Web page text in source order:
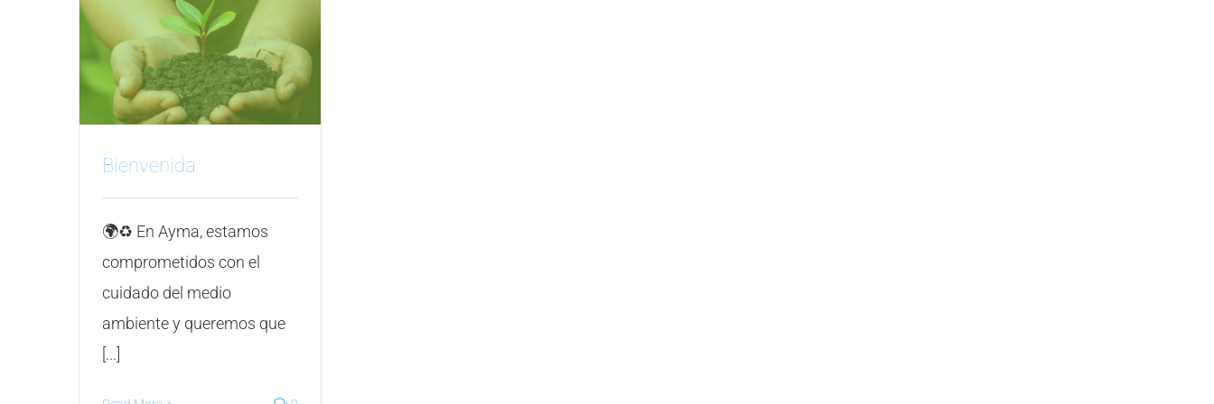
Bienvenida
🌍♻️ En Ayma, estamos
comprometidos con el
cuidado del medio
ambiente y queremos que
[...]